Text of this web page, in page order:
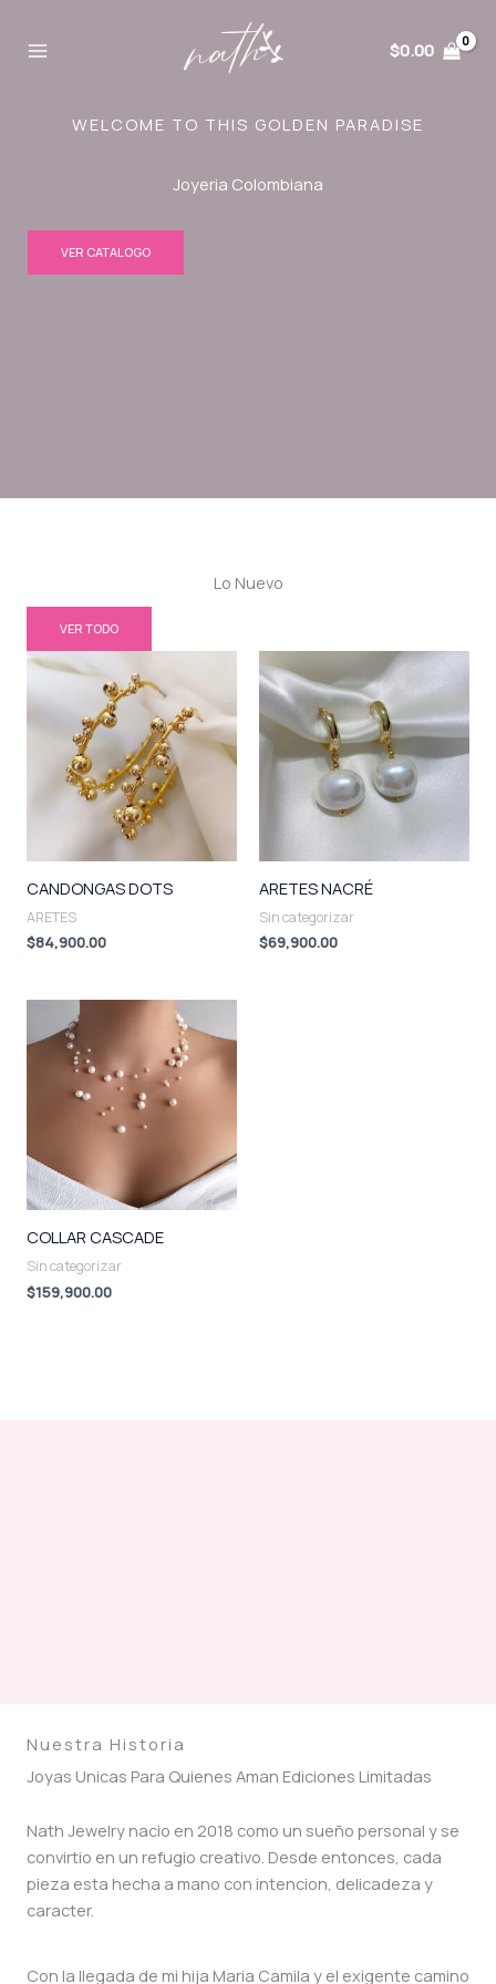
$0.00
WELCOME TO THIS GOLDEN PARADISE
Joyeria Colombiana
VER CATALOGO
Lo Nuevo
VER TODO
CANDONGAS DOTS
ARETES
$84,900.00
ARETES NACRÉ
Sin categorizar
$69,900.00
COLLAR CASCADE
Sin categorizar
$159,900.00
Nuestra Historia
Joyas Unicas Para Quienes Aman Ediciones Limitadas
Nath Jewelry nacio en 2018 como un sueño personal y se
convirtio en un refugio creativo. Desde entonces, cada
pieza esta hecha a mano con intencion, delicadeza y
caracter.
Con la llegada de mi hija Maria Camila y el exigente camino